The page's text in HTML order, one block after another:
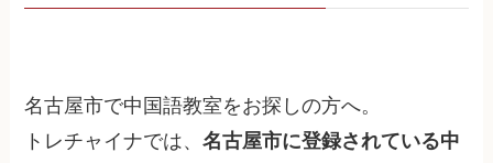
名古屋市で中国語教室をお探しの方へ。
トレチャイナでは、名古屋市に登録されている中